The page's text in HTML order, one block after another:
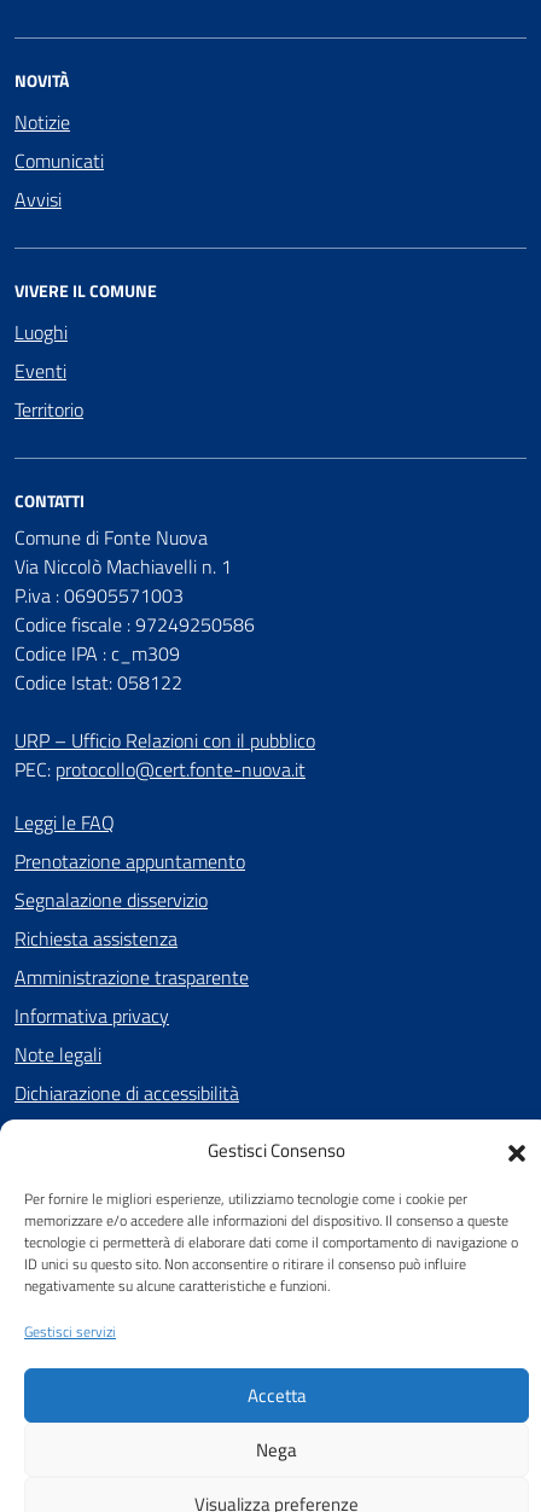
Gestisci Consenso
Per fornire le migliori esperienze, utilizziamo tecnologie come i cookie per
memorizzare e/o accedere alle informazioni del dispositivo. Il consenso a queste
tecnologie ci permetterà di elaborare dati come il comportamento di navigazione o
ID unici su questo sito. Non acconsentire o ritirare il consenso può influire
negativamente su alcune caratteristiche e funzioni.
Gestisci servizi
Accetta
Nega
Visualizza preferenze
NOVITÀ
Notizie
Comunicati
Avvisi
VIVERE IL COMUNE
Luoghi
Eventi
Territorio
CONTATTI
Comune di Fonte Nuova
Via Niccolò Machiavelli n. 1
P.iva : 06905571003
Codice fiscale : 97249250586
Codice IPA : c_m309
Codice Istat: 058122
URP – Ufficio Relazioni con il pubblico
PEC: protocollo@cert.fonte-nuova.it
Leggi le FAQ
Prenotazione appuntamento
Segnalazione disservizio
Richiesta assistenza
Amministrazione trasparente
Informativa privacy
Note legali
Dichiarazione di accessibilità
SEGUICI SU
Facebook
Attuazione Misure PNRR
Piano di miglioramento del sito